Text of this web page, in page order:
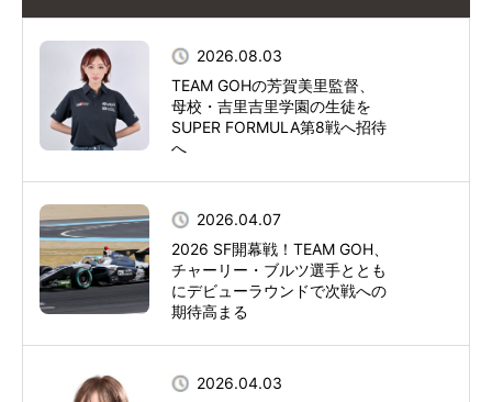
2026.08.03
TEAM GOHの芳賀美里監督、
母校・吉里吉里学園の生徒を
SUPER FORMULA第8戦へ招待
へ
2026.04.07
2026 SF開幕戦！TEAM GOH、
チャーリー・ブルツ選手ととも
にデビューラウンドで次戦への
期待高まる
2026.04.03